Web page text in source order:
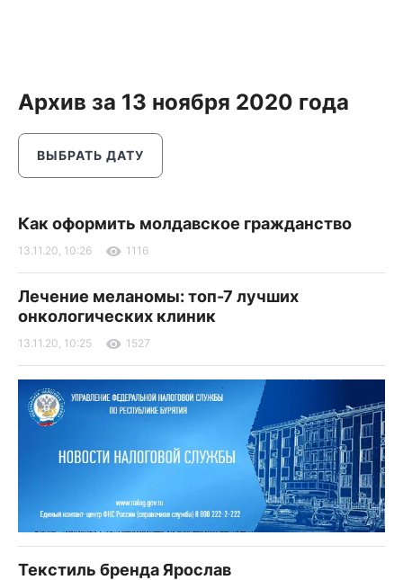
Архив за 13 ноября 2020 года
ВЫБРАТЬ ДАТУ
Как оформить молдавское гражданство
13.11.20, 10:26 1116
Лечение меланомы: топ-7 лучших
онкологических клиник
13.11.20, 10:25 1527
Текстиль бренда Ярослав